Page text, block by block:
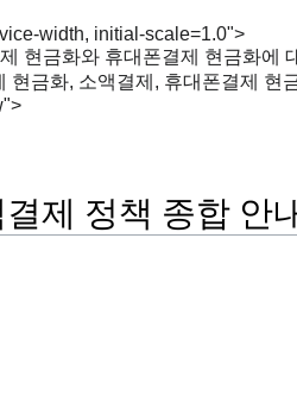
width, initial-scale=1.0">
현금화와 휴대폰결제 현금화에
금화, 소액결제, 휴대폰결제 현
제 정책 종합 안